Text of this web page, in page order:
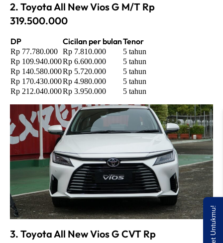
2. Toyota All New Vios G M/T Rp
319.500.000
DP Cicilan per bulanTenor
Rp 77.780.000 Rp 7.810.000
5 tahun
Rp 109.940.000Rp 6.600.000
5 tahun
Rp 140.580.000Rp 5.720.000
5 tahun
Rp 170.430.000Rp 4.980.000
5 tahun
Rp 212.040.000Rp 3.950.000 5 tahun
3. Toyota All New Vios G CVT Rp